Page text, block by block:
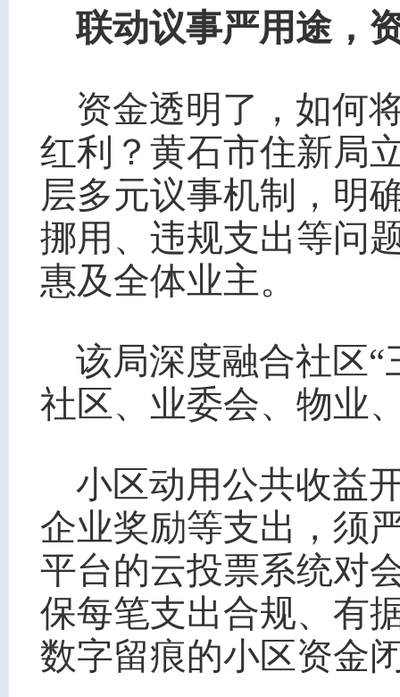
联动议事严用途，
资金透明了，如何
红利？黄石市住新局
层多元议事机制，明
挪用、违规支出等问
惠及全体业主。
该局深度融合社区“
社区、业委会、物业
小区动用公共收益
企业奖励等支出，须
平台的云投票系统对
保每笔支出合规、有
数字留痕的小区资金